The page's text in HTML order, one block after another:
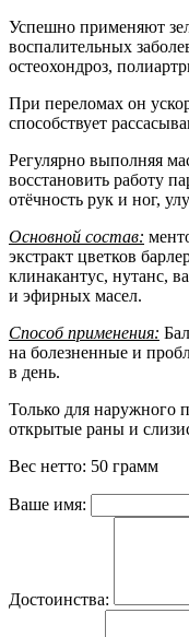
Успешно применяют
воспалительных
остеохондроз,
При переломах он
способствует
Регулярно выполняя
восстановить работу
отёчность рук и ног,
Основной состав:
экстракт цветков
клинакантус, нутанс,
и эфирных масел.
Способ применения:
на болезненные и
в день.
Только для наружного
открытые раны и
Вес нетто: 50 грамм
Ваше имя:
Достоинства: